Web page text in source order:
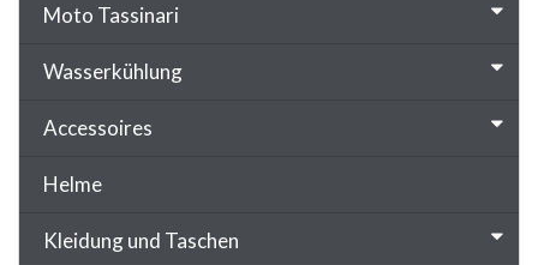
Moto Tassinari
Wasserkühlung
Accessoires
Helme
Kleidung und Taschen